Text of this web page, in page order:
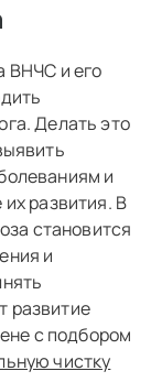
ВНЧС и его
Делать это
и
развития. В
становится
и
развитие
с подбором
чистку